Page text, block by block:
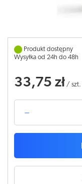
Produkt dostępny
Wysyłka od 24h do 48h
33,75 zł / szt.